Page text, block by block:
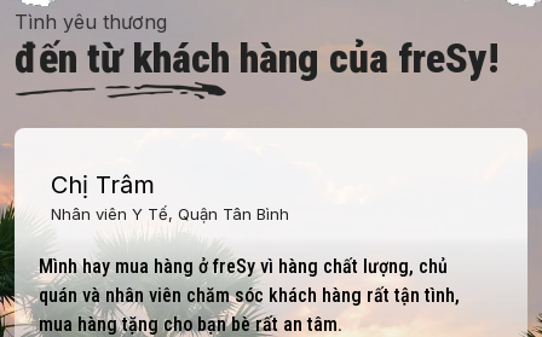
Tình yêu thương
đến từ khách hàng của freSy!
Chị Trâm
Nhân viên Y Tế, Quận Tân Bình
Mình hay mua hàng ở freSy vì hàng chất lượng, chủ
quán và nhân viên chăm sóc khách hàng rất tận tình,
mua hàng tặng cho bạn bè rất an tâm.